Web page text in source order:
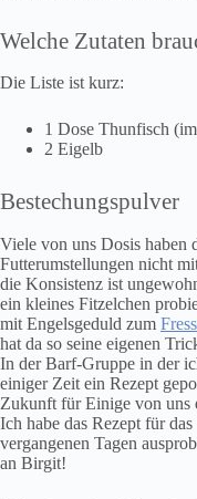
Welche Zutaten
Die Liste ist kurz:
1 Dose Thunfisch
2 Eigelb
Bestechungspulver
Viele von uns Dosis haben
Futterumstellungen nicht
die Konsistenz ist
ein kleines Fitzelchen
mit Engelsgeduld zum
hat da so seine eigenen
In der Barf-Gruppe in der
einiger Zeit ein Rezept
Zukunft für Einige von uns
Ich habe das Rezept für
vergangenen Tagen
an Birgit!